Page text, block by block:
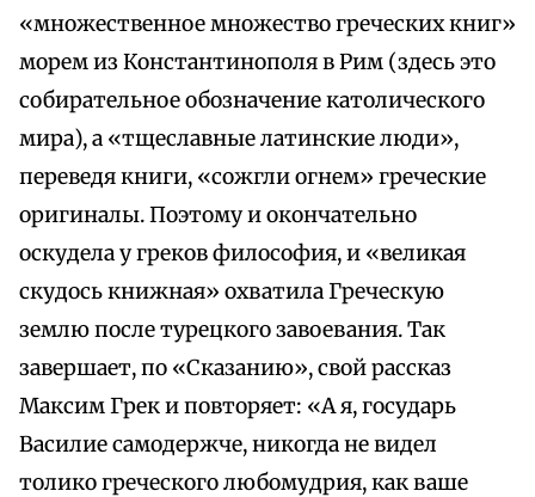
«множественное множество греческих книг»
морем из Константинополя в Рим (здесь это
собирательное обозначение католического
мира), а «тщеславные латинские люди»,
переведя книги, «сожгли огнем» греческие
оригиналы. Поэтому и окончательно
оскудела у греков философия, и «великая
скудось книжная» охватила Греческую
землю после турецкого завоевания. Так
завершает, по «Сказанию», свой рассказ
Максим Грек и повторяет: «А я, государь
Василие самодержче, никогда не видел
толико греческого любомудрия, как ваше